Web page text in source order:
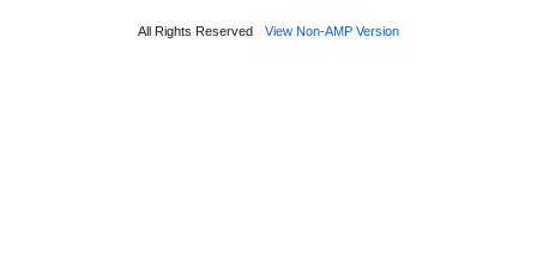
All Rights Reserved View Non-AMP Version